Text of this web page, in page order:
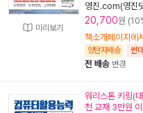
미리보기
영진.com(영진
20,700원
책소개페이지에
양탄자배송 썬
전 배송 변경
워리스톤 키링(
천 교재 3만원